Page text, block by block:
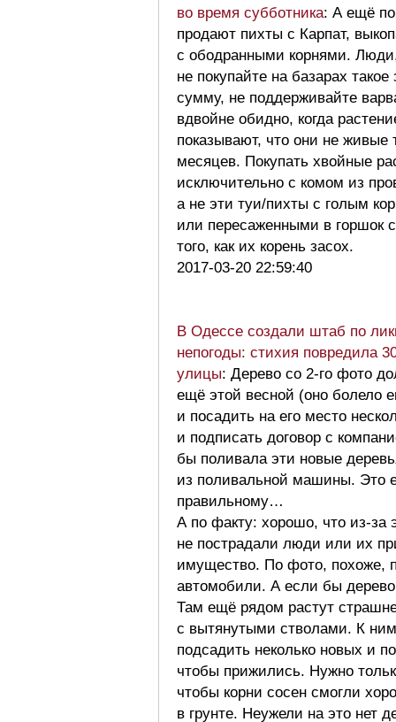
во время субботника: А ещё по
продают пихты с Карпат,
с ободранными корнями.
не покупайте на базарах
сумму, не поддерживайте
вдвойне обидно, когда
показывают, что они не живые
месяцев. Покупать хвойные
исключительно с комом из
а не эти туи/пихты с голым
или пересаженными в горшок
того, как их корень засох.
2017-03-20 22:59:40
В Одессе создали штаб по
непогоды: стихия повредила
улицы: Дерево со 2-го фото
ещё этой весной (оно болело
и посадить на его место
и подписать договор с
бы поливала эти новые
из поливальной машины. Это
правильному…
А по факту: хорошо, что из-за
не пострадали люди или их
имущество. По фото, похоже,
автомобили. А если бы
Там ещё рядом растут
с вытянутыми стволами. К
подсадить неколько новых и
чтобы прижились. Нужно
чтобы корни сосен смогли
в грунте. Неужели на это нет